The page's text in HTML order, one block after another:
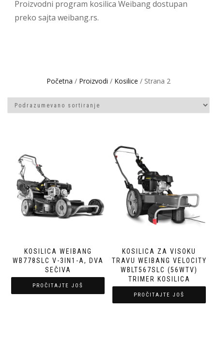
Proizvodni program kosilica Weibang dostupan
preko sajta weibang.rs.
Početna / Proizvodi / Kosilice / Strana 2
KOSILICA WEIBANG
WB778SLC V-3IN1-A, DVA
SEČIVA
PROČITAJTE JOŠ
KOSILICA ZA VISOKU
TRAVU WEIBANG VELOCITY
WBLT567SLC (56WTV)
TRIMER KOSILICA
PROČITAJTE JOŠ